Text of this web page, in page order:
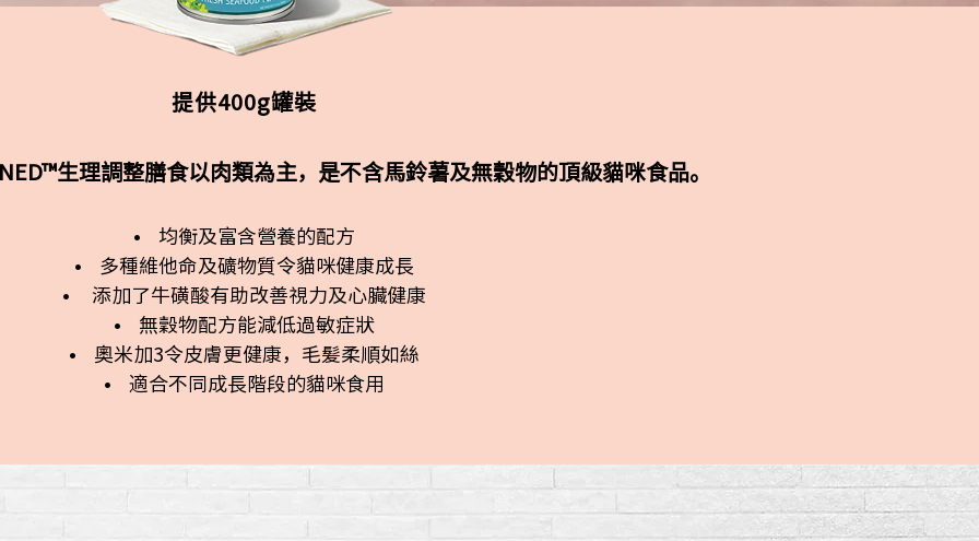
提供400g罐裝
生理調整膳食以肉類為主，是不含馬鈴薯及無穀物的頂級貓咪食品。
• 均衡及富含營養的配方
• 多種維他命及礦物質令貓咪健康成長
• 添加了牛磺酸有助改善視力及心臟健康
• 無穀物配方能減低過敏症狀
• 奧米加3令皮膚更健康，毛髪柔順如絲
• 適合不同成長階段的貓咪食用